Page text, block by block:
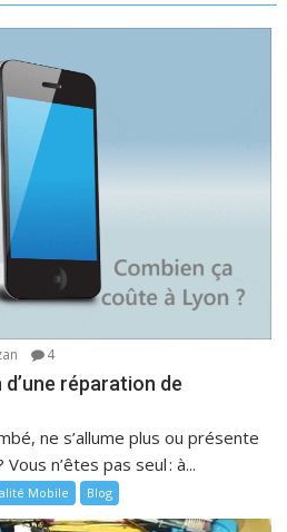
4
réparation de
ne s’allume plus ou présente
n’êtes pas seul : à...
Mobile Blog